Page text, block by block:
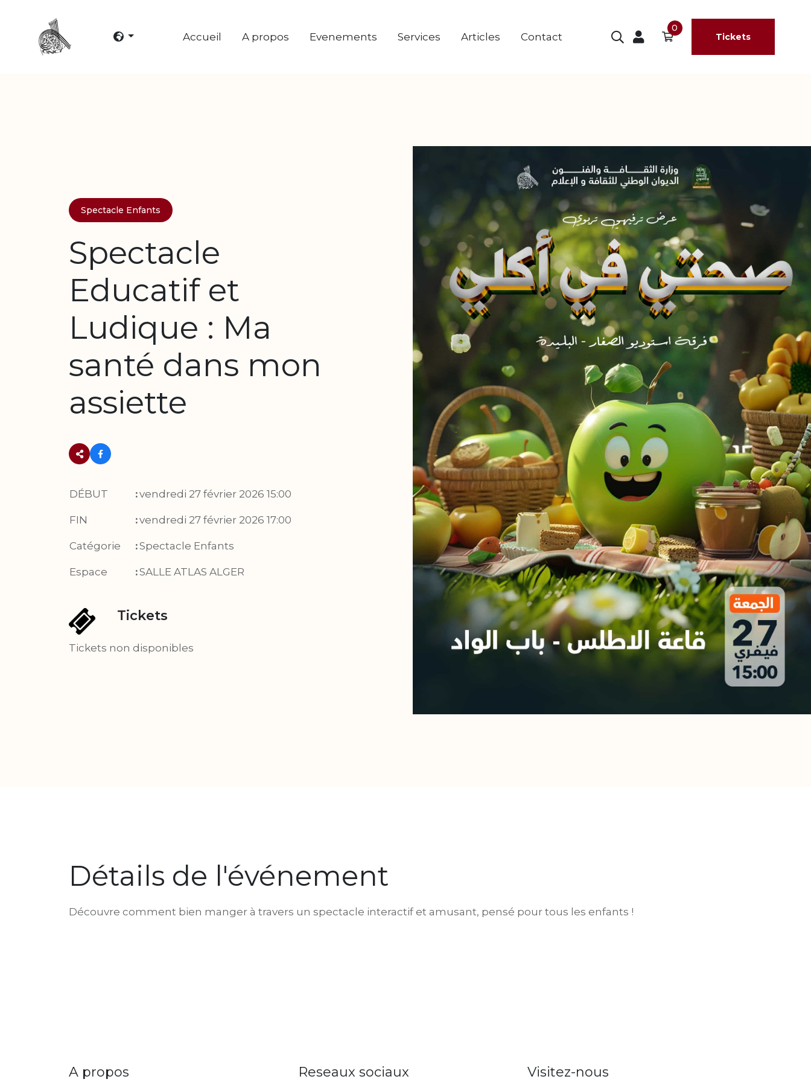
Accueil A propos Evenements Services Articles Contact
0
Tickets
Spectacle Enfants
Spectacle
Educatif et
Ludique : Ma
santé dans mon
assiette
DÉBUT :vendredi 27 février 2026 15:00
FIN :vendredi 27 février 2026 17:00
Catégorie :Spectacle Enfants
Espace :SALLE ATLAS ALGER
Tickets
Tickets non disponibles
Détails de l'événement
Découvre comment bien manger à travers un spectacle interactif et amusant, pensé pour tous les enfants !
A propos Reseaux sociaux Visitez-nous